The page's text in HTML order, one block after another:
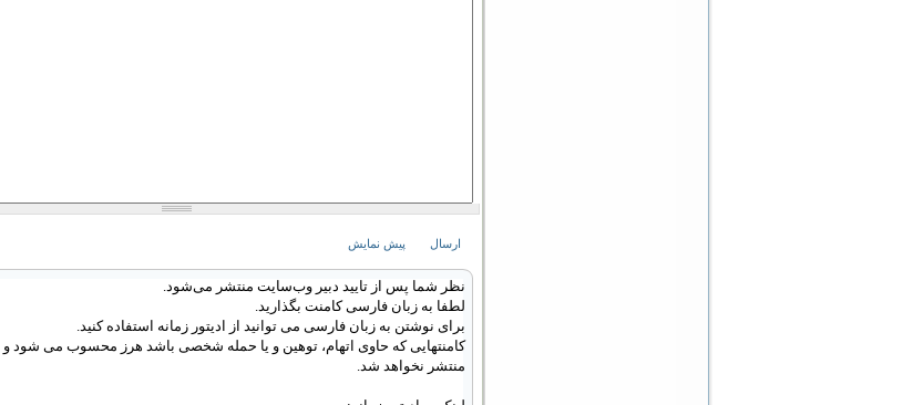
نظر شما پس از تایید دبیر وب‌سایت منتشر می‌شود.
لطفا به زبان فارسی کامنت بگذارید.
برای نوشتن به زبان فارسی می توانید از ادیتور زمانه استفاده کنید.
کامنتهایی که حاوی اتهام، توهین و یا حمله شخصی باشد هرز محسوب می شود و
منتشر نخواهد شد.